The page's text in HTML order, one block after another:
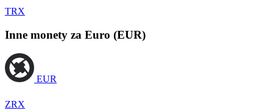
TRX
Inne monety za Euro (EUR)
EUR
ZRX